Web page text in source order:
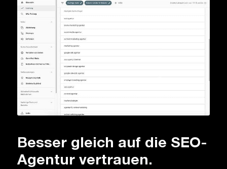
Besser gleich auf die SEO-
Agentur vertrauen.